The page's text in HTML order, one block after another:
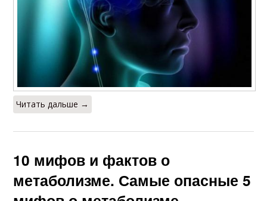
Читать дальше →
10 мифов и фактов о
метаболизме. Самые опасные 5